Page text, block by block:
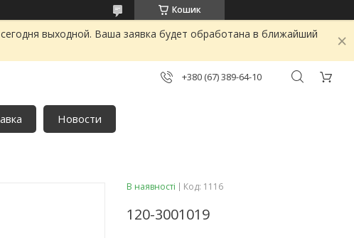
Кошик
выходной. Ваша заявка будет обработана в ближайший
+380 (67) 389-64-10
Новости
В наявності Код: 1116
120-3001019